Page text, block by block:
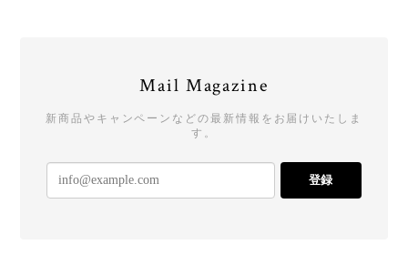
Mail Magazine
新商品やキャンペーンなどの最新情報をお届けいたしま
す。
登録